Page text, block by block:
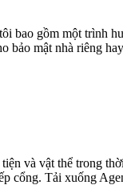
bao gồm một trình
mật nhà riêng
và vật thể trong
cổng. Tải xuống